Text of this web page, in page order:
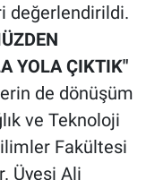
değerlendirildi.
YOLA ÇIKTIK"
de dönüşüm
ve Teknoloji
Fakültesi
Üyesi Ali